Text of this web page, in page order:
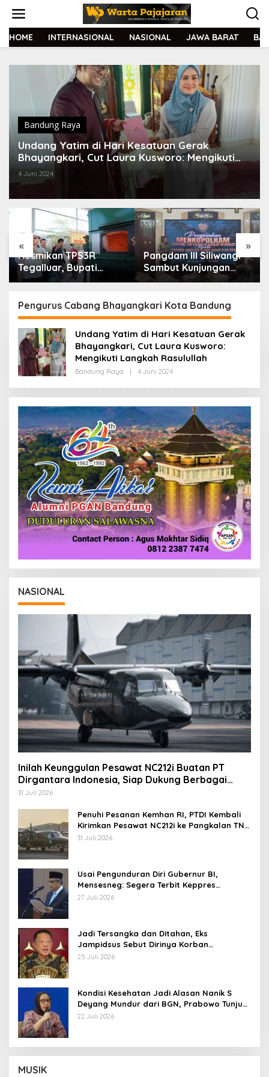
t
HOME INTERNASIONAL NASIONAL JAWA BARAT
Bandung Raya
Undang Yatim di Hari Kesatuan Gerak
Bhayangkari, Cut Laura Kusworo: Mengikuti
Langkah Rasulullah
4 Juni 2024
« »
Resmikan TPS3R
Tegalluar, Bupati
Bandung: Sampah
Pemerintah
Pangdam III Siliwangi
Sambut Kunjungan
Kerja Menkopolkam:
Pemerintah
Pengurus Cabang Bhayangkari Kota Bandung
Undang Yatim di Hari Kesatuan Gerak
Bhayangkari, Cut Laura Kusworo:
Mengikuti Langkah Rasulullah
Bandung Raya 4 Juni 2024
E
H
R
D
A
K
I
NASIONAL
Inilah Keunggulan Pesawat NC212i Buatan PT
Dirgantara Indonesia, Siap Dukung Berbagai
Operasi TNI
31 Juli 2026
Penuhi Pesanan Kemhan RI, PTDI Kembali
Kirimkan Pesawat NC212i ke Pangkalan TNI
AU
31 Juli 2026
Usai Pengunduran Diri Gubernur BI,
Mensesneg: Segera Terbit Keppres
Pemberhentian dengan Hormat
27 Juli 2026
Jadi Tersangka dan Ditahan, Eks
Jampidsus Sebut Dirinya Korban
Kriminalisasi
25 Juli 2026
Kondisi Kesehatan Jadi Alasan Nanik S
Deyang Mundur dari BGN, Prabowo Tunjuk
Wamentan Sudaryono
22 Juli 2026
MUSIK